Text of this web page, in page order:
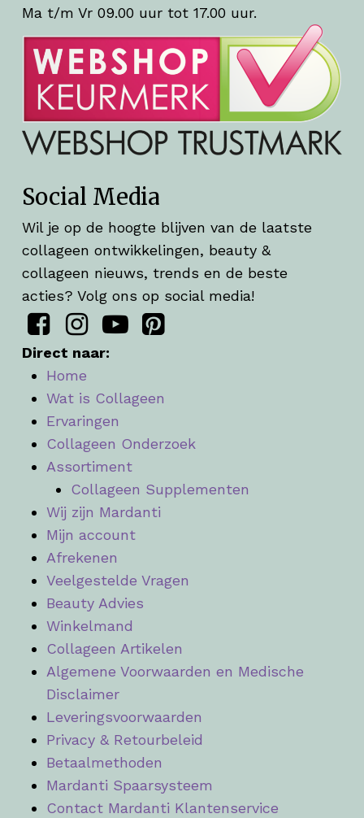
Ma t/m Vr 09.00 uur tot 17.00 uur.
Social Media
Wil je op de hoogte blijven van de laatste
collageen ontwikkelingen, beauty &
collageen nieuws, trends en de beste
acties? Volg ons op social media!
Direct naar:
Home
Wat is Collageen
Ervaringen
Collageen Onderzoek
Assortiment
Collageen Supplementen
Wij zijn Mardanti
Mijn account
Afrekenen
Veelgestelde Vragen
Beauty Advies
Winkelmand
Collageen Artikelen
Algemene Voorwaarden en Medische
Disclaimer
Leveringsvoorwaarden
Privacy & Retourbeleid
Betaalmethoden
Mardanti Spaarsysteem
Contact Mardanti Klantenservice